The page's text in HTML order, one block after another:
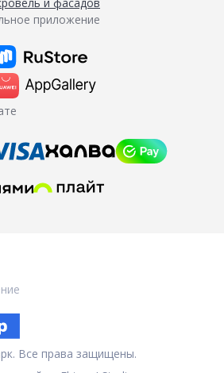
приложение
Все права защищены.